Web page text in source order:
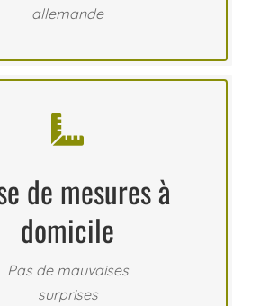
allemande

de mesures à
domicile
Pas de mauvaises
surprises